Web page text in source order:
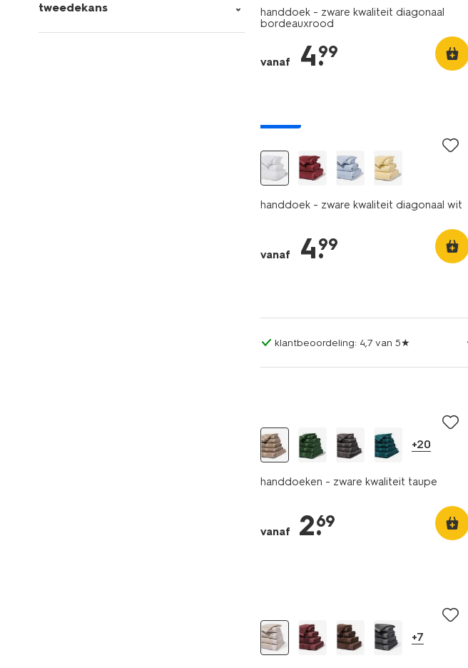
tweedekans
handdoek - zware kwaliteit diagonaal
bordeauxrood
vanaf 4.
99
handdoek - zware kwaliteit diagonaal wit
vanaf 4.
99
klantbeoordeling: 4,7 van 5★
+20
handdoeken - zware kwaliteit taupe
vanaf 2.
69
+7